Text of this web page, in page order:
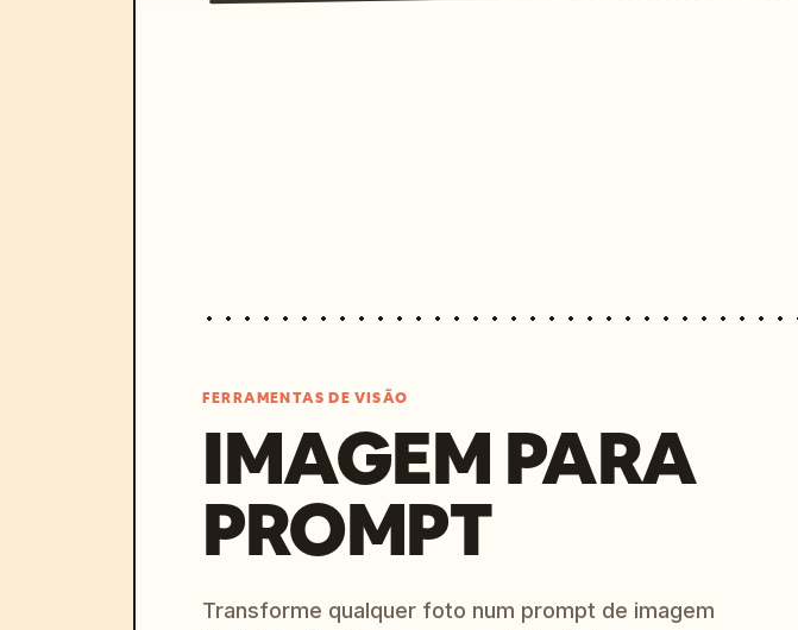
FERRAMENTAS DE VISÃO
IMAGEM PARA
PROMPT
Transforme qualquer foto num prompt de imagem